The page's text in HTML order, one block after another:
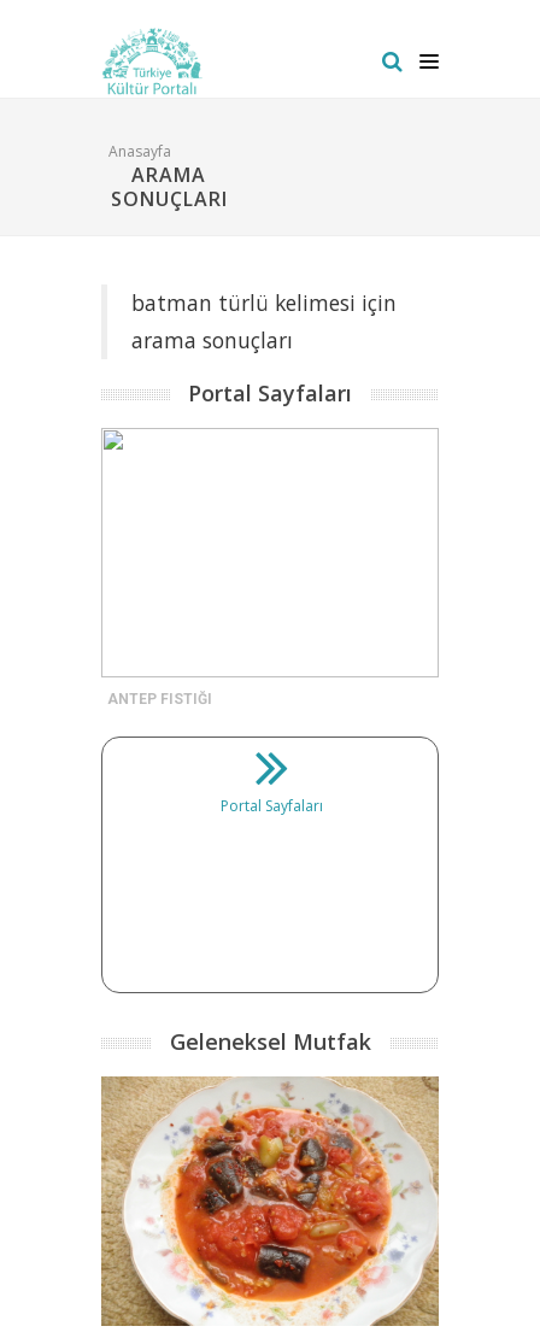
Anasayfa
ARAMA
SONUÇLARI
batman türlü kelimesi için
arama sonuçları
Portal Sayfaları
ANTEP FISTIĞI
Portal Sayfaları
Geleneksel Mutfak